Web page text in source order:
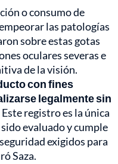
o consumo de
las patologías
sobre estas gotas
oculares severas e
de la visión.
con fines
legalmente sin
Este registro es la única
evaluado y cumple
exigidos para
Saza.